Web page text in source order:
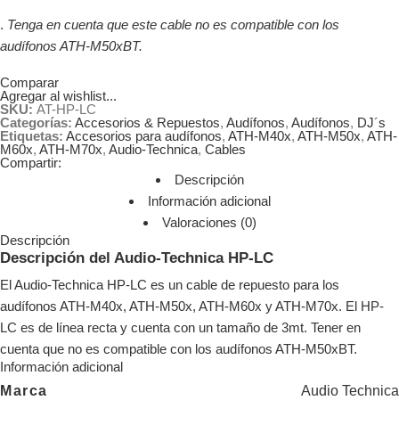
. Tenga en cuenta que este cable no es compatible con los
audífonos ATH-M50xBT.
Comparar
Agregar al wishlist...
SKU: AT-HP-LC
Categorías: Accesorios & Repuestos, Audífonos, Audífonos, DJ´s
Etiquetas: Accesorios para audífonos, ATH-M40x, ATH-M50x, ATH-
M60x, ATH-M70x, Audio-Technica, Cables
Compartir:
Descripción
Información adicional
Valoraciones (0)
Descripción
Descripción del Audio-Technica HP-LC
El Audio-Technica HP-LC es un cable de repuesto para los
audífonos ATH-M40x, ATH-M50x, ATH-M60x y ATH-M70x. El HP-
LC es de línea recta y cuenta con un tamaño de 3mt. Tener en
cuenta que no es compatible con los audífonos ATH-M50xBT.
Información adicional
Marca Audio Technica